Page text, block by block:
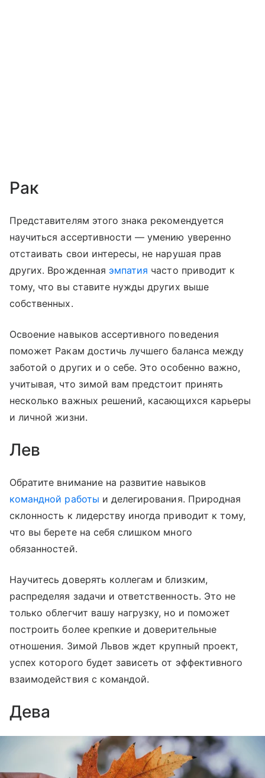
Рак
Представителям этого знака рекомендуется
научиться ассертивности — умению уверенно
отстаивать свои интересы, не нарушая прав
других. Врожденная эмпатия часто приводит к
тому, что вы ставите нужды других выше
собственных.
Освоение навыков ассертивного поведения
поможет Ракам достичь лучшего баланса между
заботой о других и о себе. Это особенно важно,
учитывая, что зимой вам предстоит принять
несколько важных решений, касающихся карьеры
и личной жизни.
Лев
Обратите внимание на развитие навыков
командной работы и делегирования. Природная
склонность к лидерству иногда приводит к тому,
что вы берете на себя слишком много
обязанностей.
Научитесь доверять коллегам и близким,
распределяя задачи и ответственность. Это не
только облегчит вашу нагрузку, но и поможет
построить более крепкие и доверительные
отношения. Зимой Львов ждет крупный проект,
успех которого будет зависеть от эффективного
взаимодействия с командой.
Дева